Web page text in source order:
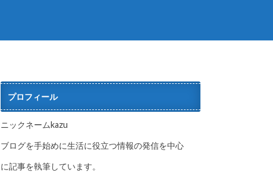
プロフィール
ニックネームkazu
ブログを手始めに生活に役立つ情報の発信を中心
に記事を執筆しています。